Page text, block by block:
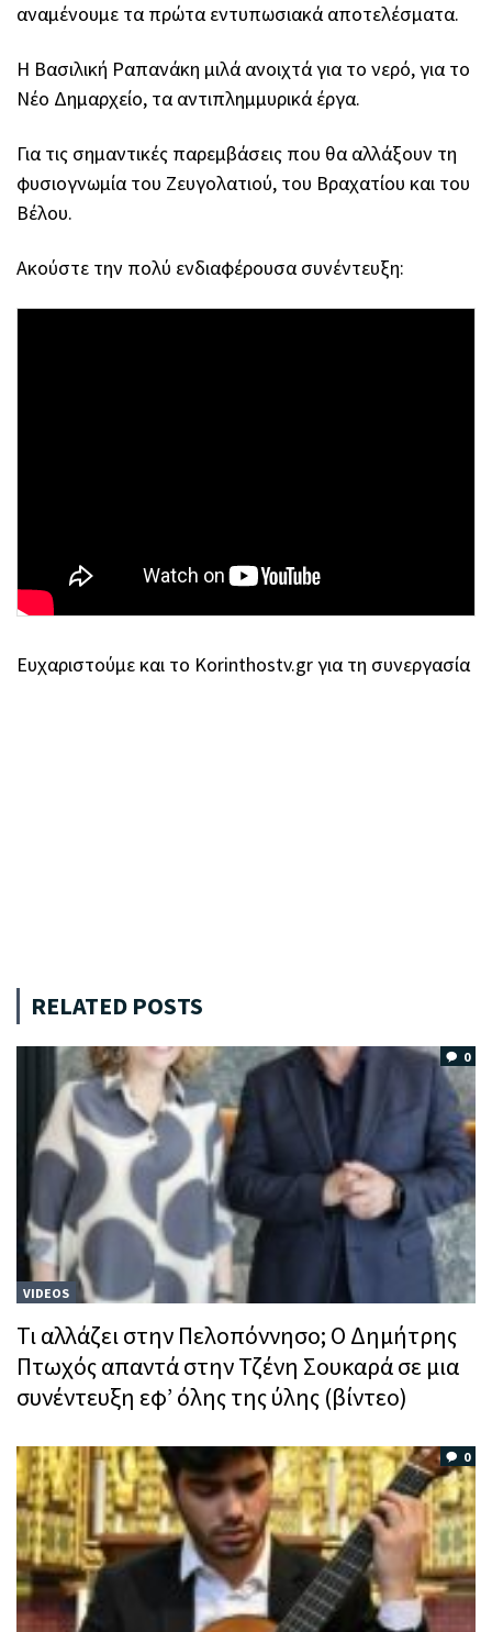
αναμένουμε τα πρώτα εντυπωσιακά αποτελέσματα.
Η Βασιλική Ραπανάκη μιλά ανοιχτά για το νερό, για το
Νέο Δημαρχείο, τα αντιπλημμυρικά έργα.
Για τις σημαντικές παρεμβάσεις που θα αλλάξουν τη
φυσιογνωμία του Ζευγολατιού, του Βραχατίου και του
Βέλου.
Ακούστε την πολύ ενδιαφέρουσα συνέντευξη:
Ευχαριστούμε και το Korinthostv.gr για τη συνεργασία
RELATED POSTS
0
VIDEOS
Τι αλλάζει στην Πελοπόννησο; Ο Δημήτρης
Πτωχός απαντά στην Τζένη Σουκαρά σε μια
συνέντευξη εφ’ όλης της ύλης (βίντεο)
0